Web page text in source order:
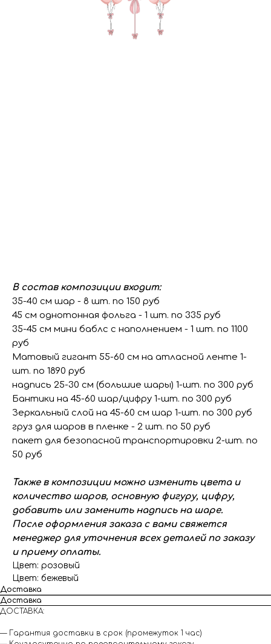
В состав композиции входит:
35-40 см шар - 8 шт. по 150 руб
45 см однотонная фольга - 1 шт. по 335 руб
35-45 см мини баблс с наполнением - 1 шт. по 1100
руб
Матовый гигант 55-60 см на атласной ленте 1-
шт. по 1890 руб
надпись 25-30 см (большие шары) 1-шт. по 300 руб
Бантики на 45-60 шар/цифру 1-шт. по 300 руб
Зеркальный слой на 45-60 см шар 1-шт. по 300 руб
груз для шаров в пленке - 2 шт. по 50 руб
пакет для безопасной транспортировки 2-шт. по
50 руб
Также в композиции можно изменить цвета и
количество шаров, основную фигуру, цифру,
добавить или заменить надпись на шаре.
После оформления заказа с вами свяжется
менеджер для уточнения всех деталей по заказу
и приему оплаты.
Цвет: розовый
Цвет: бежевый
Доставка
Доставка
ДОСТАВКА:
— Гарантия доставки в срок (промежуток 1 час)